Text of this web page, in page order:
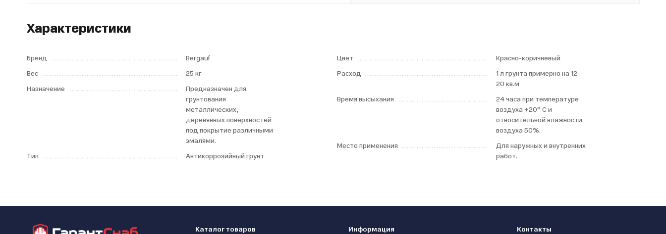
Характеристики
Бренд
Bergauf
Вес
25 кг
Назначение
Предназначен для
грунтования
металлических,
деревянных поверхностей
под покрытие различными
эмалями.
Тип
Антикоррозийный грунт
Цвет
Красно-коричневый
Расход
1 л грунта примерно на 12-
20 кв.м
Время высыхания
24 часа при температуре
воздуха +20° C и
относительной влажности
воздуха 50%.
Место применения
Для наружных и внутренних
работ.
Каталог товаров Информация Контакты